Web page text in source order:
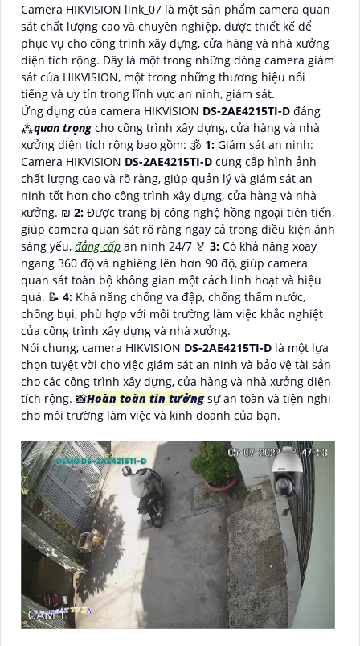
Camera HIKVISION link_07 là một sản phẩm camera quan
sát chất lượng cao và chuyên nghiệp, được thiết kế để
phục vụ cho công trình xây dựng, cửa hàng và nhà xưởng
diện tích rộng. Đây là một trong những dòng camera giám
sát của HIKVISION, một trong những thương hiệu nổi
tiếng và uy tín trong lĩnh vực an ninh, giám sát.
Ứng dụng của camera HIKVISION DS-2AE4215TI-D đáng
⁂quan trọng cho công trình xây dựng, cửa hàng và nhà
xưởng diện tích rộng bao gồm: 🕉️ 1: Giám sát an ninh:
Camera HIKVISION DS-2AE4215TI-D cung cấp hình ảnh
chất lượng cao và rõ ràng, giúp quản lý và giám sát an
ninh tốt hơn cho công trình xây dựng, cửa hàng và nhà
xưởng. ₪ 2: Được trang bị công nghệ hồng ngoại tiên tiến,
giúp camera quan sát rõ ràng ngay cả trong điều kiện ánh
sáng yếu, đẳng cấp an ninh 24/7 ️🏅️ 3: Có khả năng xoay
ngang 360 độ và nghiêng lên hơn 90 độ, giúp camera
quan sát toàn bộ không gian một cách linh hoạt và hiệu
quả. 📝 4: Khả năng chống va đập, chống thấm nước,
chống bụi, phù hợp với môi trường làm việc khắc nghiệt
của công trình xây dựng và nhà xưởng.
Nói chung, camera HIKVISION DS-2AE4215TI-D là một lựa
chọn tuyệt vời cho việc giám sát an ninh và bảo vệ tài sản
cho các công trình xây dựng, cửa hàng và nhà xưởng diện
tích rộng. 📸Hoàn toàn tin tưởngsự an toàn và tiện nghi
cho môi trường làm việc và kinh doanh của bạn.